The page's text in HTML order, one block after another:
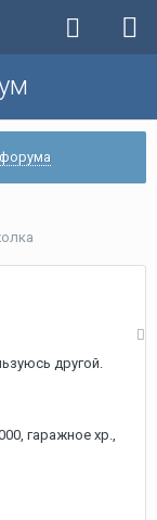
другой.
гаражное хр.,